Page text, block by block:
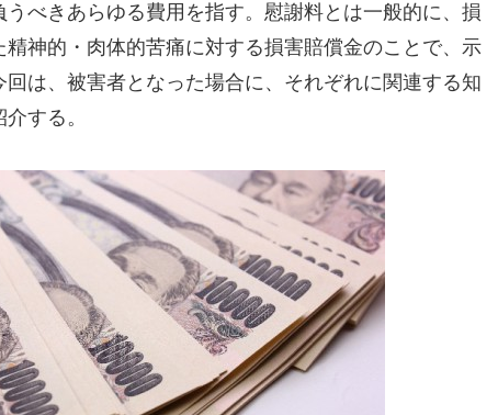
べきあらゆる費用を指す。慰謝料とは一般的に、損
神的・肉体的苦痛に対する損害賠償金のことで、示
は、被害者となった場合に、それぞれに関連する知
する。